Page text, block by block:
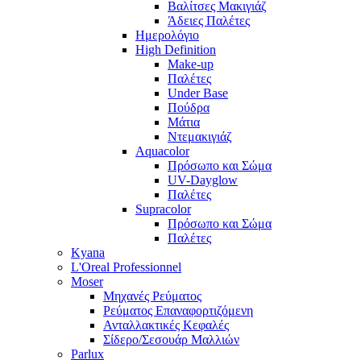
Βαλίτσες Μακιγιάζ
Άδειες Παλέτες
Ημερολόγιο
High Definition
Make-up
Παλέτες
Under Base
Πούδρα
Μάτια
Ντεμακιγιάζ
Aquacolor
Πρόσωπο και Σώμα
UV-Dayglow
Παλέτες
Supracolor
Πρόσωπο και Σώμα
Παλέτες
Kyana
L'Oreal Professionnel
Moser
Μηχανές Ρεύματος
Ρεύματος Επαναφορτιζόμενη
Ανταλλακτικές Κεφαλές
Σίδερο/Σεσουάρ Μαλλιών
Parlux